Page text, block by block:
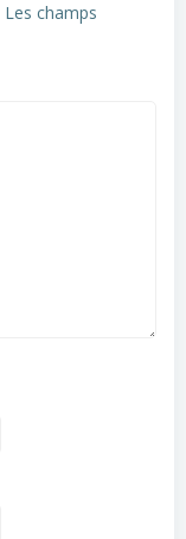
Les champs